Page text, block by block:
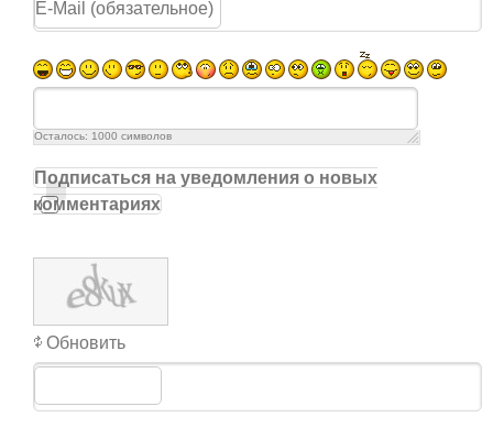
Осталось: 1000 символов
Подписаться на уведомления о новых
комментариях
Обновить